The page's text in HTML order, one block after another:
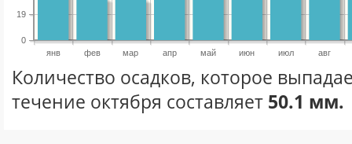
янв фев мар апр май июн июл авг
0
19
Количество осадков, которое
течение октября составляет 50.1 мм.